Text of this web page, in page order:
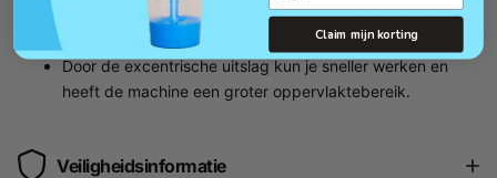
polijsten. Hierdoor is het apparaat geschikter als je
onervaren bent met polijsten.
Door de excentrische uitslag kun je sneller werken en
heeft de machine een groter oppervlaktebereik.
Veiligheidsinformatie
Claim mijn korting